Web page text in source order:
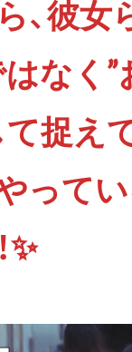
、彼女
なく”
捉え
って